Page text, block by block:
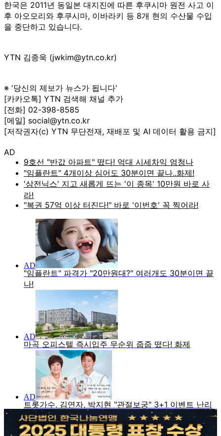
한국은 2011년 동일본 대지진에 따른 후쿠시마 원전 사고 이
후 아오모리와 후쿠시마, 이바라키 등 8개 현의 수산물 수입
을 중단하고 있습니다.
YTN 김종욱 (jwkim@ytn.co.kr)
※ '당신의 제보가 뉴스가 됩니다'
[카카오톡] YTN 검색해 채널 추가
[전화] 02-398-8585
[메일] social@ytn.co.kr
[저작권자(c) YTN 무단전재, 재배포 및 AI 데이터 활용 금지]
AD